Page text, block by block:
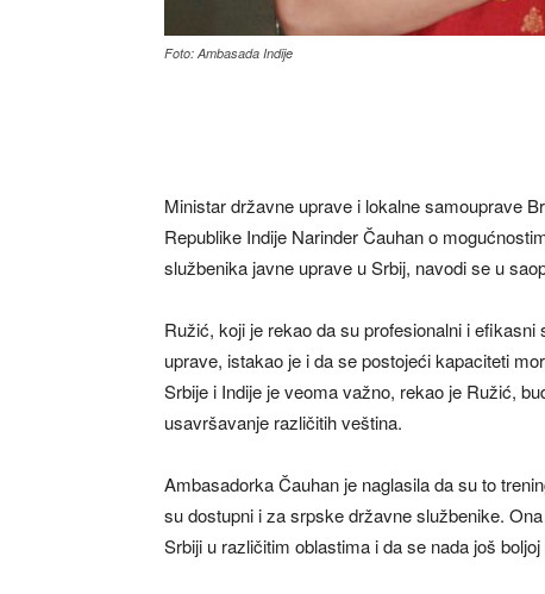
Foto: Ambasada Indije
Ministar državne uprave i lokalne samouprave
Republike Indije Narinder Čauhan o
službenika javne uprave u Srbij, navodi se u
Ružić, koji je rekao da su profesionalni i
uprave, istakao je i da se postojeći kapaciteti
Srbije i Indije je veoma važno, rekao je Ružić,
usavršavanje različitih veština.
Ambasadorka Čauhan je naglasila da su to
su dostupni i za srpske državne službenike.
Srbiji u različitim oblastima i da se nada još